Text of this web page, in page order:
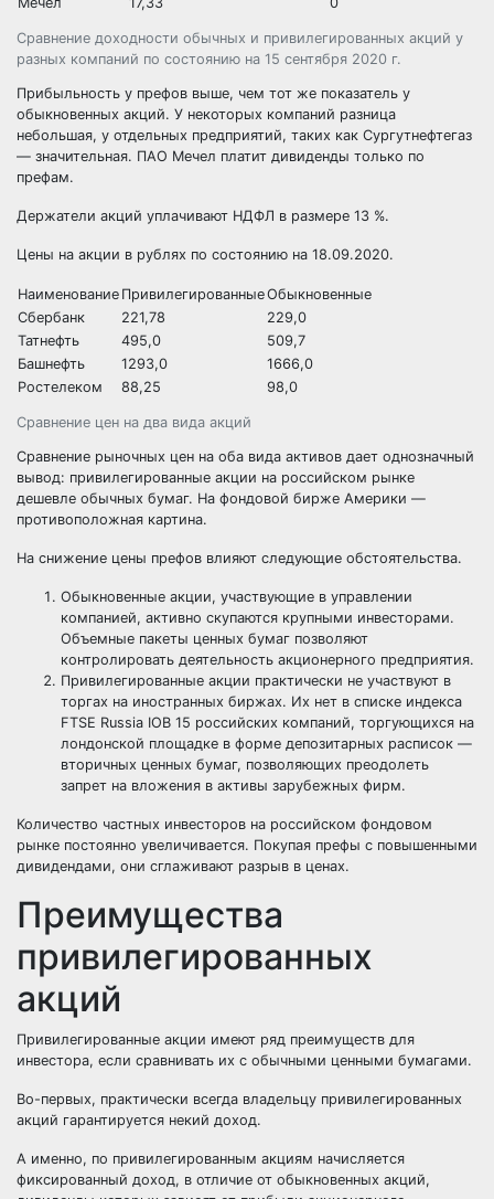
Сравнение доходности обычных и привилегированных акций у
разных компаний по состоянию на 15 сентября 2020 г.
Прибыльность у префов выше, чем тот же показатель у
обыкновенных акций. У некоторых компаний разница
небольшая, у отдельных предприятий, таких как Сургутнефтегаз
— значительная. ПАО Мечел платит дивиденды только по
префам.
Держатели акций уплачивают НДФЛ в размере 13 %.
Цены на акции в рублях по состоянию на 18.09.2020.
Сравнение цен на два вида акций
Наименование ПривилегированныеОбыкновенные
Сбербанк
221,78
229,0
Татнефть
495,0
509,7
Башнефть
1293,0
1666,0
Ростелеком
88,25 98,0
Сравнение рыночных цен на оба вида активов дает однозначный
вывод: привилегированные акции на российском рынке
дешевле обычных бумаг. На фондовой бирже Америки —
противоположная картина.
На снижение цены префов влияют следующие обстоятельства.
Обыкновенные акции, участвующие в управлении
компанией, активно скупаются крупными инвесторами.
Объемные пакеты ценных бумаг позволяют
контролировать деятельность акционерного предприятия.
Привилегированные акции практически не участвуют в
торгах на иностранных биржах. Их нет в списке индекса
FTSE Russia IOB 15 российских компаний, торгующихся на
лондонской площадке в форме депозитарных расписок —
вторичных ценных бумаг, позволяющих преодолеть
запрет на вложения в активы зарубежных фирм.
Количество частных инвесторов на российском фондовом
рынке постоянно увеличивается. Покупая префы с повышенными
дивидендами, они сглаживают разрыв в ценах.
Преимущества
привилегированных
акций
Привилегированные акции имеют ряд преимуществ для
инвестора, если сравнивать их с обычными ценными бумагами.
Во-первых, практически всегда владельцу привилегированных
акций гарантируется некий доход.
А именно, по привилегированным акциям начисляется
фиксированный доход, в отличие от обыкновенных акций,